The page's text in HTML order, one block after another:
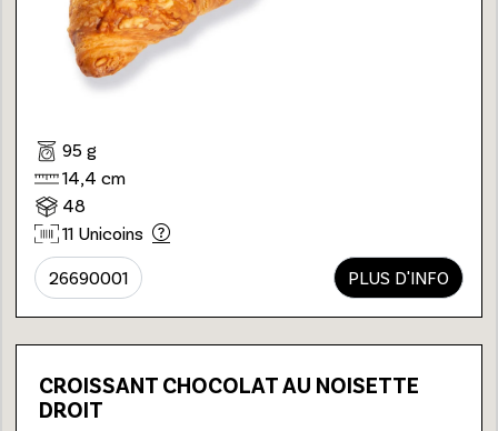
95 g
14,4 cm
48
11 Unicoins
26690001 PLUS D'INFO
CROISSANT CHOCOLAT AU NOISETTE
DROIT